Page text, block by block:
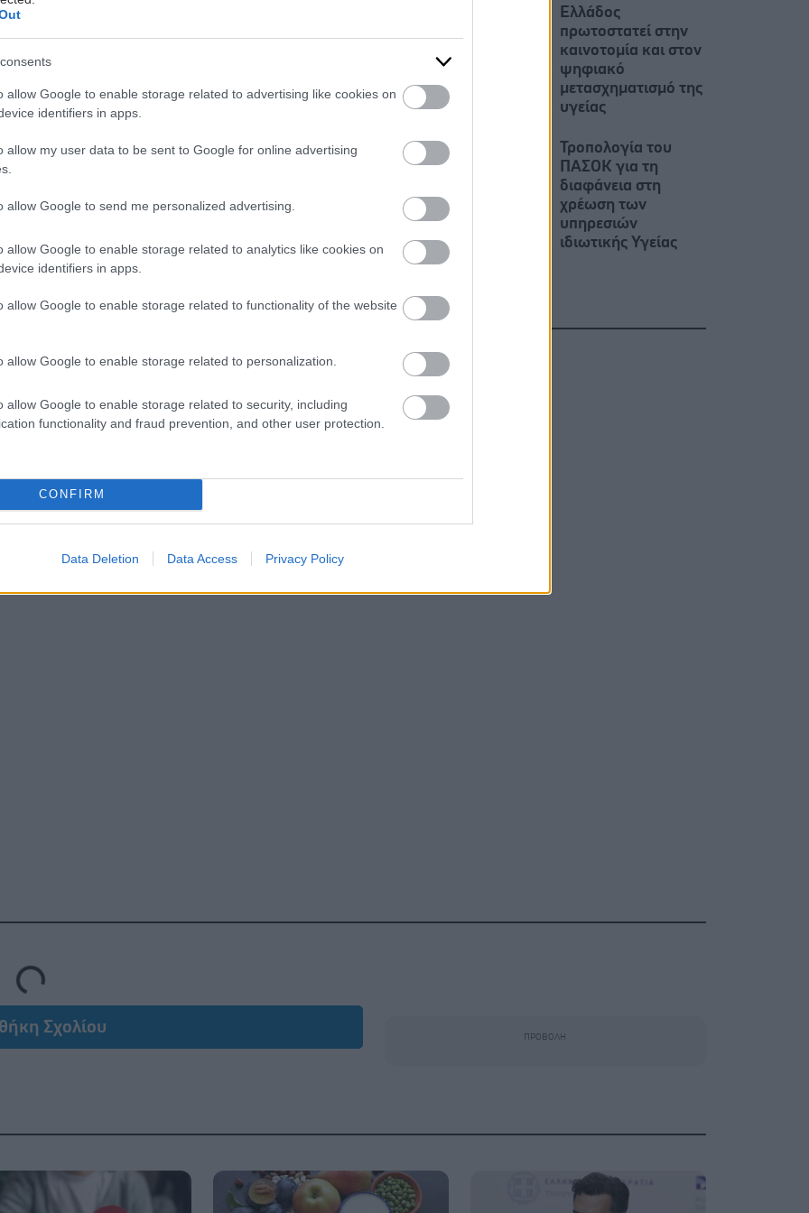
allow Google to enable storage related to advertising like cookies on
identifiers in apps.
allow my user data to be sent to Google for online advertising
allow Google to send me personalized advertising.
allow Google to enable storage related to analytics like cookies on
identifiers in apps.
allow Google to enable storage related to functionality of the website
allow Google to enable storage related to personalization.
allow Google to enable storage related to security, including
functionality and fraud prevention, and other user protection.
CONFIRM
Data Deletion Data Access Privacy Policy
προσωπικού
Ελλάδος
πρωτοστατεί στην
καινοτομία και στον
ψηφιακό
μετασχηματισμό της
υγείας
Τροπολογία του
ΠΑΣΟΚ για τη
διαφάνεια στη
χρέωση των
υπηρεσιών
ιδιωτικής Υγείας
Loading...
Σχολίου